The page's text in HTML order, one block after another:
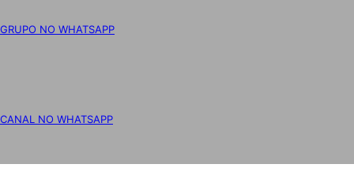
GRUPO NO WHATSAPP
CANAL NO WHATSAPP